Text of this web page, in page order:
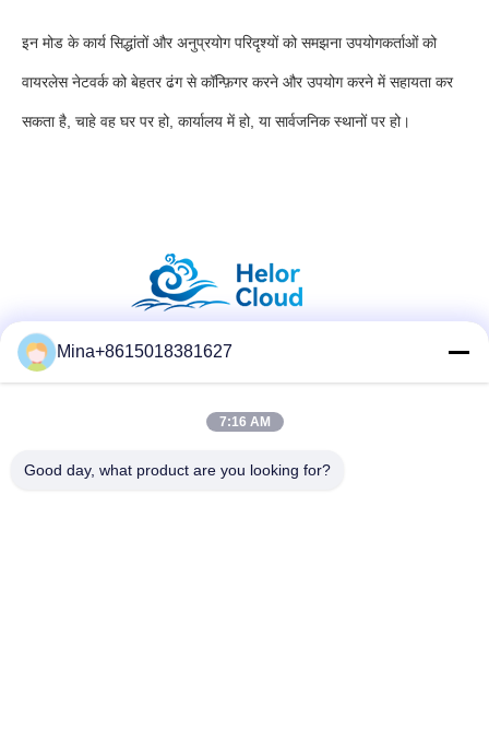
इन मोड के कार्य सिद्धांतों और अनुप्रयोग परिदृश्यों को समझना उपयोगकर्ताओं को
वायरलेस नेटवर्क को बेहतर ढंग से कॉन्फ़िगर करने और उपयोग करने में सहायता कर
सकता है, चाहे वह घर पर हो, कार्यालय में हो, या सार्वजनिक स्थानों पर हो।
त्वरित संपर्क करें
Mina+8615018381627
7:16 AM
Good day, what product are you looking for?